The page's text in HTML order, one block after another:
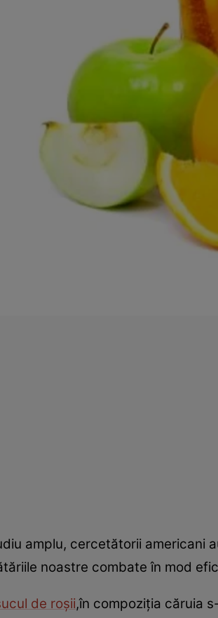
amplu, cercetătorii
noastre combate în mod
de roşii,în compoziţia căruia